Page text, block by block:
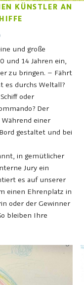
KÜNSTLER AN B
und große
und 14 Jahren ein,
zu bringen. – Fährt
es durchs Weltall?
oder
Der
einer
gestaltet und bei
in gemütlicher
Jury ein
es auf unserer
einen Ehrenplatz in
oder der Gewinner
bleiben Ihre